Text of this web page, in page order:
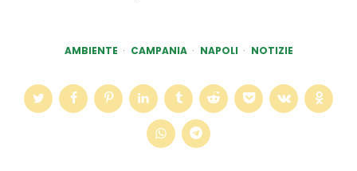
AMBIENTE CAMPANIA NAPOLI NOTIZIE